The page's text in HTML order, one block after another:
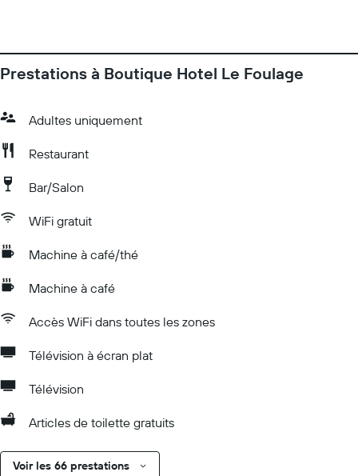
Prestations à Boutique Hotel Le Foulage
Adultes uniquement
Restaurant
Bar/Salon
WiFi gratuit
Machine à café/thé
Machine à café
Accès WiFi dans toutes les zones
Télévision à écran plat
Télévision
Articles de toilette gratuits
Voir les 66 prestations